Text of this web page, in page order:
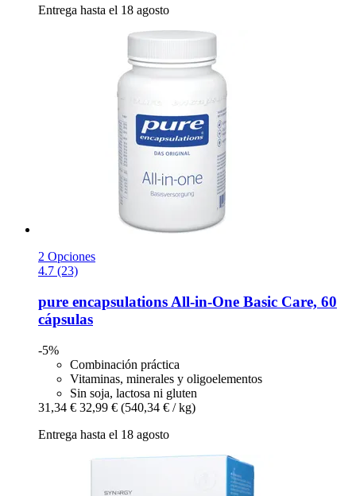
Entrega hasta el 18 agosto
2 Opciones
4.7 (23)
pure encapsulations All-​in-​One Basic Care, 60
cápsulas
-5%
Combinación práctica
Vitaminas, minerales y oligoelementos
Sin soja, lactosa ni gluten
31,34 € 32,99 € (540,34 € / kg)
Entrega hasta el 18 agosto